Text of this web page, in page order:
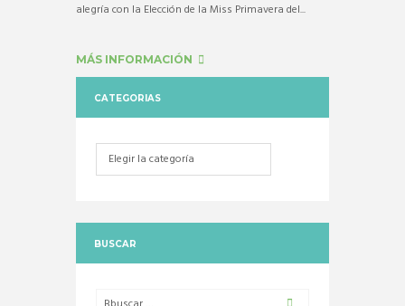
alegría con la Elección de la Miss Primavera del...
MÁS INFORMACIÓN
CATEGORIAS
Categorias
BUSCAR